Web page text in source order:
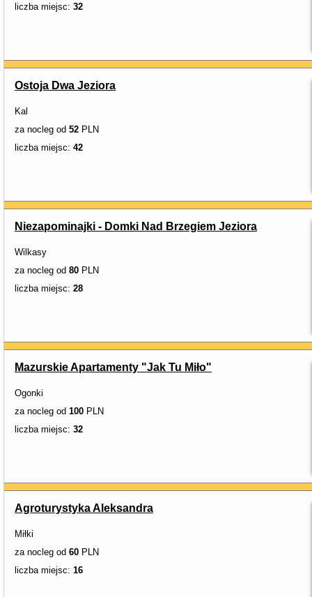
liczba miejsc: 32
Ostoja Dwa Jeziora
Kal
za nocleg od 52 PLN
liczba miejsc: 42
Niezapominajki - Domki Nad Brzegiem Jeziora
Wilkasy
za nocleg od 80 PLN
liczba miejsc: 28
Mazurskie Apartamenty "Jak Tu Miło"
Ogonki
za nocleg od 100 PLN
liczba miejsc: 32
Agroturystyka Aleksandra
Miłki
za nocleg od 60 PLN
liczba miejsc: 16